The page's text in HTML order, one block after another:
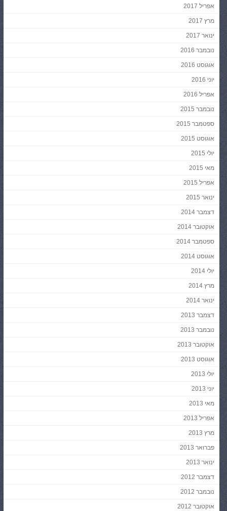
אפריל 2017
מרץ 2017
ינואר 2017
נובמבר 2016
אוגוסט 2016
יוני 2016
אפריל 2016
נובמבר 2015
ספטמבר 2015
אוגוסט 2015
יולי 2015
מאי 2015
אפריל 2015
ינואר 2015
דצמבר 2014
אוקטובר 2014
ספטמבר 2014
אוגוסט 2014
יולי 2014
מרץ 2014
ינואר 2014
דצמבר 2013
נובמבר 2013
אוקטובר 2013
אוגוסט 2013
יולי 2013
יוני 2013
מאי 2013
אפריל 2013
מרץ 2013
פברואר 2013
ינואר 2013
דצמבר 2012
נובמבר 2012
אוקטובר 2012